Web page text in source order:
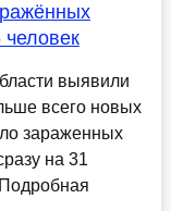
выявили
всего новых
зараженных
на 31